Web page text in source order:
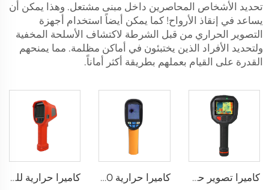
تحديد الأشخاص المحاصرين داخل مبنى مشتعل. وهذا يمكن أن
يساعد في إنقاذ الأرواح! كما يمكن أيضاً استخدام أجهزة
التصوير الحراري من قبل الشرطة لاكتشاف الأسلحة المخفية
ولتحديد الأفراد الذين يختبئون في أماكن مظلمة. مما يمنحهم
القدرة على القيام بعملهم بطريقة أكثر أماناً.
كاميرا تصوير حراري لإطفاء الحرائق F1200 كاميرا حرارية E120 كاميرا حرارية للكشف عن تسرب الغاز LSJ-TIG10